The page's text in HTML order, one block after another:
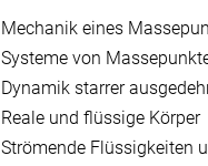
Mechanik eines
Systeme von
Dynamik starrer
Reale und flüssige Körper
Strömende Flüssigkeiten